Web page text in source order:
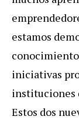
estamos
iniciativas
instituciones
Estos dos